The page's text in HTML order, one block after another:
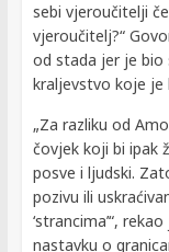
sebi vjeroučitelji
vjeroučitelj?“
od stada jer je bio
kraljevstvo koje je
„Za razliku od
čovjek koji bi ipak
posve i ljudski.
pozivu ili
‘strancima’“,
nastavku o